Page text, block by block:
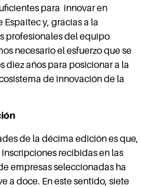
para innovar en
y, gracias a la
profesionales del equipo
necesario el esfuerzo que se
diez años para posicionar a la
de innovación de la
de la décima edición es que,
recibidas en las
empresas seleccionadas ha
a doce. En este sentido, siete